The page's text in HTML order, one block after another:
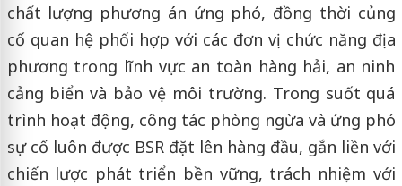
chất lượng phương án ứng phó, đồng thời củng
cố quan hệ phối hợp với các đơn vị chức năng địa
phương trong lĩnh vực an toàn hàng hải, an ninh
cảng biển và bảo vệ môi trường. Trong suốt quá
trình hoạt động, công tác phòng ngừa và ứng phó
sự cố luôn được BSR đặt lên hàng đầu, gắn liền với
chiến lược phát triển bền vững, trách nhiệm với